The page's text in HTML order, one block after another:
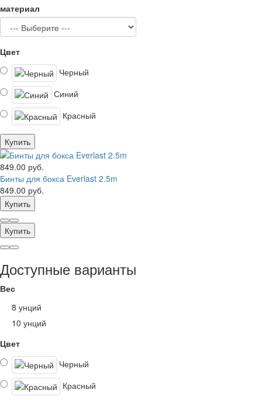
материал
Цвет
Черный
Синий
Красный
Купить
849.00 руб.
Бинты для бокса Everlast 2.5m
849.00 руб.
Купить
Купить
Доступные варианты
Вес
8 унций
10 унций
Цвет
Черный
Красный